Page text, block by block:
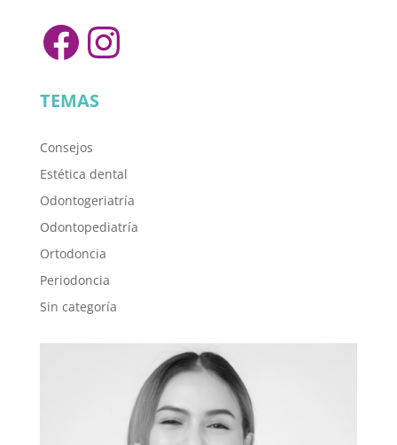
Facebook
Instagram
TEMAS
Consejos
Estética dental
Odontogeriatría
Odontopediatría
Ortodoncia
Periodoncia
Sin categoría